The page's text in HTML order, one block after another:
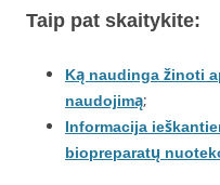
Taip pat skaitykite:
Ką naudinga žinoti
naudojimą;
Informacija
biopreparatų